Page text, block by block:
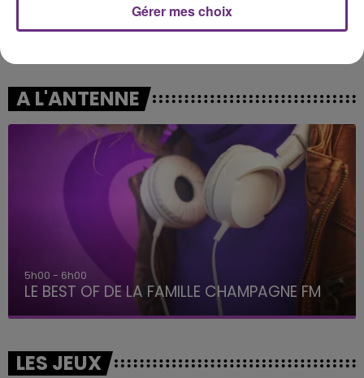
NELLY FURTADO ALEX WARREN
A L'ANTENNE
5h00 - 6h00
LE BEST OF DE LA FAMILLE CHAMPAGNE FM
LES JEUX
Gérer mes choix